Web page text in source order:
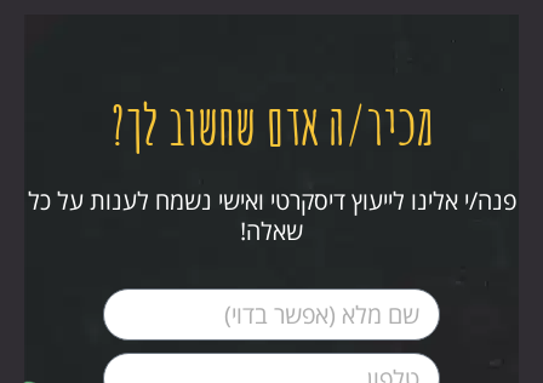
מכיר/ה אדם שחשוב לך?
פנה/י אלינו לייעוץ דיסקרטי ואישי נשמח לענות על כל
שאלה!